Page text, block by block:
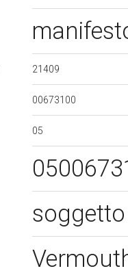
21409
00673100
05